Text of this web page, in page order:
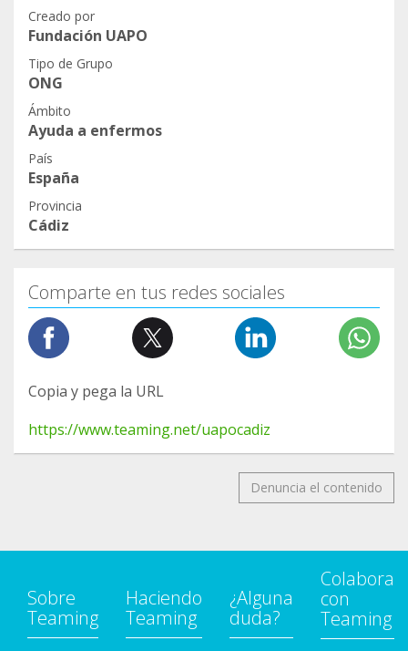
Creado por
Fundación UAPO
Tipo de Grupo
ONG
Ámbito
Ayuda a enfermos
País
España
Provincia
Cádiz
Comparte en tus redes sociales
Copia y pega la URL
https://www.teaming.net/uapocadiz
Denuncia el contenido
Sobre
Teaming
Haciendo
Teaming
¿Alguna
duda?
Colabora
con
Teaming